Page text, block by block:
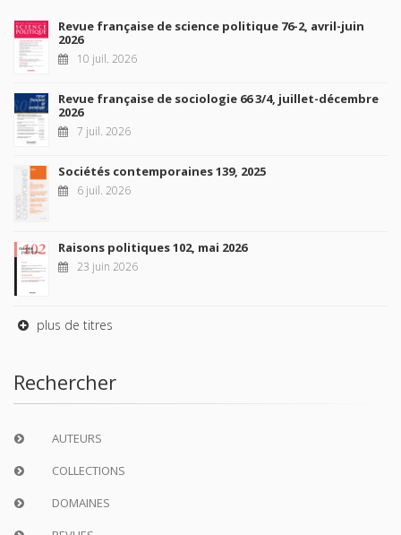
Revue française de science politique 76-2, avril-juin
2026
10 juil. 2026
Revue française de sociologie 66 3/4, juillet-décembre
2026
7 juil. 2026
Sociétés contemporaines 139, 2025
6 juil. 2026
Raisons politiques 102, mai 2026
23 juin 2026
plus de titres
Rechercher
AUTEURS
COLLECTIONS
DOMAINES